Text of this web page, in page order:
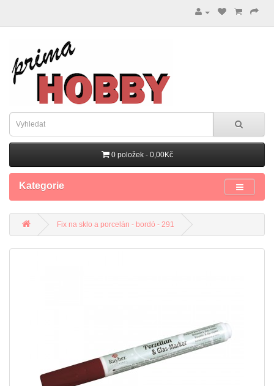
0 položek - 0,00Kč
Kategorie
Fix na sklo a porcelán - bordó - 291